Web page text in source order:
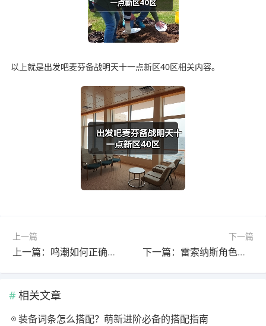
以上就是出发吧麦芬备战明天十一点新区40区相关内容。
上一篇
上一篇：鸣潮如何正确刷鸣钟之龟
下一篇
下一篇：雷索纳斯角色重要非战斗共振解析与推荐（ssr篇）①
相关文章
装备词条怎么搭配？萌新进阶必备的搭配指南